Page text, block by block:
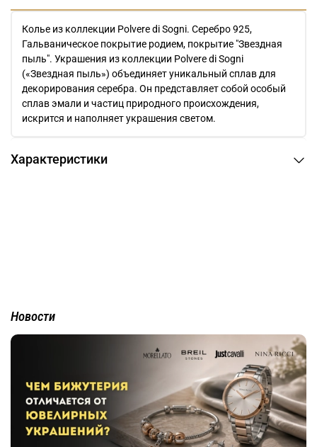
Колье из коллекции Polvere di Sogni. Серебро 925,
Гальваническое покрытие родием, покрытие "Звездная
пыль". Украшения из коллекции Polvere di Sogni
(«Звездная пыль») объединяет уникальный сплав для
декорирования серебра. Он представляет собой особый
сплав эмали и частиц природного происхождения,
искрится и наполняет украшения светом.
Характеристики
Новости